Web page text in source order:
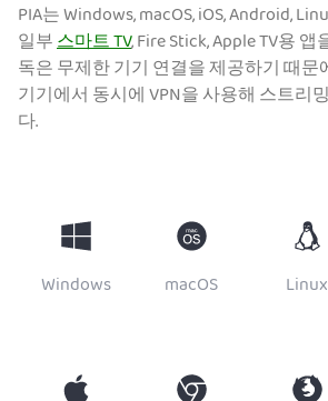
PIA는 Windows, macOS, iOS, Android,
일부스마트 TV, Fire Stick, Apple TV용
독은 무제한 기기 연결을 제공하기 때문
기기에서 동시에 VPN을 사용해 스트리
다.
Windows macOS Linux